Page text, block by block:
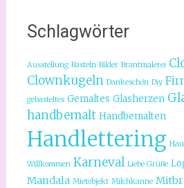
Schlagwörter
Ausstellung Basteln Bilder Brantmalerei
Clownkugeln Dankeschön Diy
gebasteltes Gemaltes Glasherzen
handbemalt Handbemalten
Handlettering
Willkommen Karneval Liebe Grüße
Mandala Mietobjekt Milchkanne